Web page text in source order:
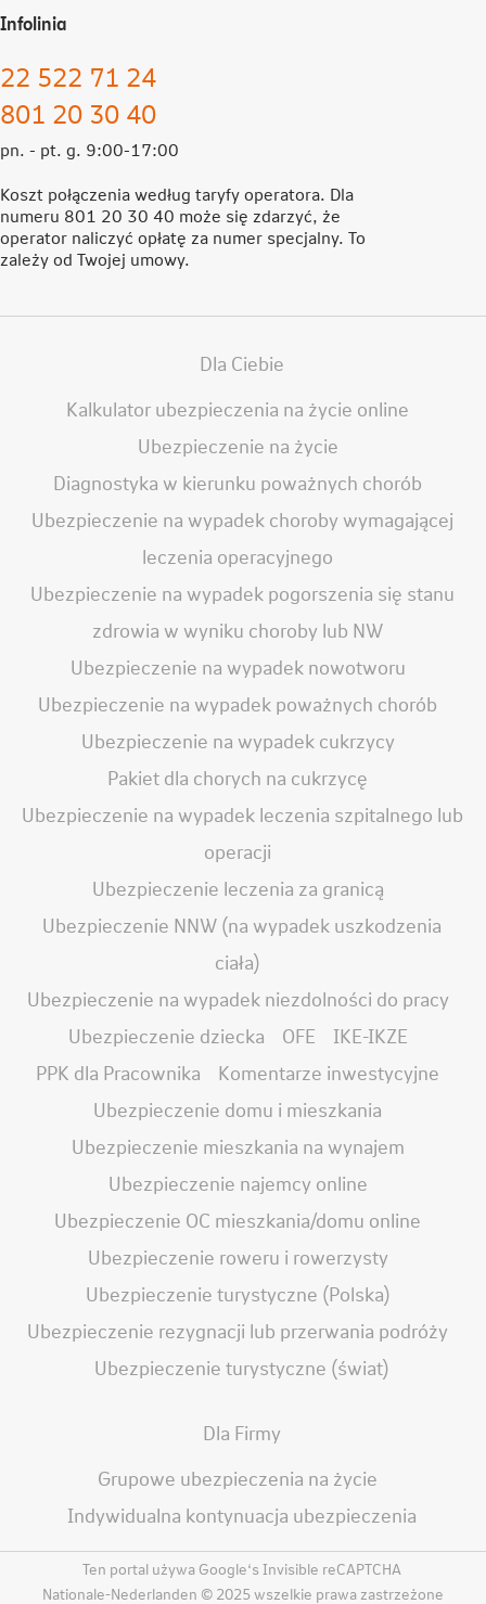
Infolinia
22 522 71 24
801 20 30 40
pn. - pt. g. 9:00-17:00
Koszt połączenia według taryfy operatora. Dla
numeru 801 20 30 40 może się zdarzyć, że
operator naliczyć opłatę za numer specjalny. To
zależy od Twojej umowy.
Dla Ciebie
Kalkulator ubezpieczenia na życie online
Ubezpieczenie na życie
Diagnostyka w kierunku poważnych chorób
Ubezpieczenie na wypadek choroby wymagającej
leczenia operacyjnego
Ubezpieczenie na wypadek pogorszenia się stanu
zdrowia w wyniku choroby lub NW
Ubezpieczenie na wypadek nowotworu
Ubezpieczenie na wypadek poważnych chorób
Ubezpieczenie na wypadek cukrzycy
Pakiet dla chorych na cukrzycę
Ubezpieczenie na wypadek leczenia szpitalnego lub
operacji
Ubezpieczenie leczenia za granicą
Ubezpieczenie NNW (na wypadek uszkodzenia
ciała)
Ubezpieczenie na wypadek niezdolności do pracy
Ubezpieczenie dziecka
OFE
IKE-IKZE
PPK dla Pracownika
Komentarze inwestycyjne
Ubezpieczenie domu i mieszkania
Ubezpieczenie mieszkania na wynajem
Ubezpieczenie najemcy online
Ubezpieczenie OC mieszkania/domu online
Ubezpieczenie roweru i rowerzysty
Ubezpieczenie turystyczne (Polska)
Ubezpieczenie rezygnacji lub przerwania podróży
Ubezpieczenie turystyczne (świat)
Dla Firmy
Grupowe ubezpieczenia na życie
Indywidualna kontynuacja ubezpieczenia
Ten portal używa Google‘s Invisible reCAPTCHA
Nationale-Nederlanden © 2025 wszelkie prawa zastrzeżone